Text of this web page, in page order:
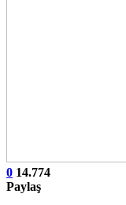
0 14.774
Paylaş